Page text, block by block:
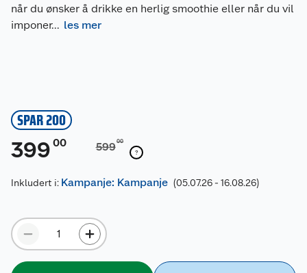
når du ønsker å drikke en herlig smoothie eller når du vil
imponer... les mer
SPAR 200
399 00 59900
Inkludert i: Kampanje: Kampanje (05.07.26 - 16.08.26)